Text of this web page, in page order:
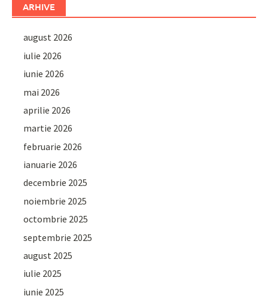
ARHIVE
august 2026
iulie 2026
iunie 2026
mai 2026
aprilie 2026
martie 2026
februarie 2026
ianuarie 2026
decembrie 2025
noiembrie 2025
octombrie 2025
septembrie 2025
august 2025
iulie 2025
iunie 2025